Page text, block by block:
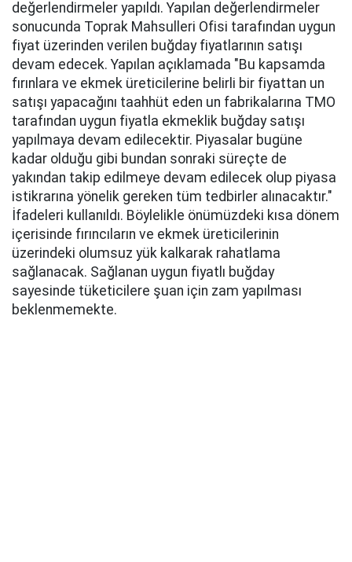
değerlendirmeler yapıldı. Yapılan değerlendirmeler
sonucunda Toprak Mahsulleri Ofisi tarafından uygun
fiyat üzerinden verilen buğday fiyatlarının satışı
devam edecek. Yapılan açıklamada "Bu kapsamda
fırınlara ve ekmek üreticilerine belirli bir fiyattan un
satışı yapacağını taahhüt eden un fabrikalarına TMO
tarafından uygun fiyatla ekmeklik buğday satışı
yapılmaya devam edilecektir. Piyasalar bugüne
kadar olduğu gibi bundan sonraki süreçte de
yakından takip edilmeye devam edilecek olup piyasa
istikrarına yönelik gereken tüm tedbirler alınacaktır."
İfadeleri kullanıldı. Böylelikle önümüzdeki kısa dönem
içerisinde fırıncıların ve ekmek üreticilerinin
üzerindeki olumsuz yük kalkarak rahatlama
sağlanacak. Sağlanan uygun fiyatlı buğday
sayesinde tüketicilere şuan için zam yapılması
beklenmemekte.